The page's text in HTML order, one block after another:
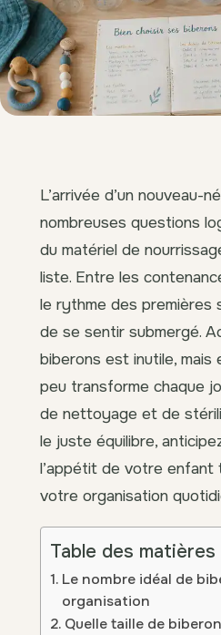
L’arrivée d’un nouveau-
nombreuses questions
du matériel de
liste. Entre les
le rythme des premières
de se sentir submergé.
biberons est inutile,
peu transforme chaque
de nettoyage et de
le juste équilibre,
l’appétit de votre enfant
votre organisation
Table des matières
Le nombre idéal de
organisation
Quelle taille de